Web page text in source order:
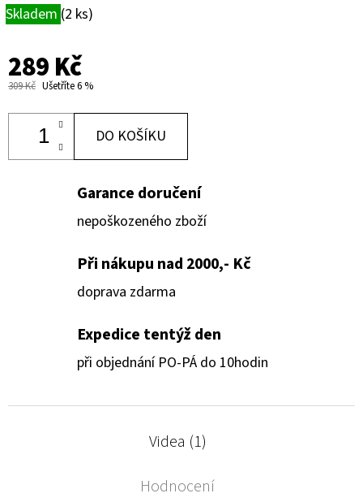
Skladem (2 ks)
289 Kč
309 Kč Ušetříte 6 %
DO KOŠÍKU
Garance doručení
nepoškozeného zboží
Při nákupu nad 2000,- Kč
doprava zdarma
Expedice tentýž den
při objednání PO-PÁ do 10hodin
Videa (1)
Hodnocení